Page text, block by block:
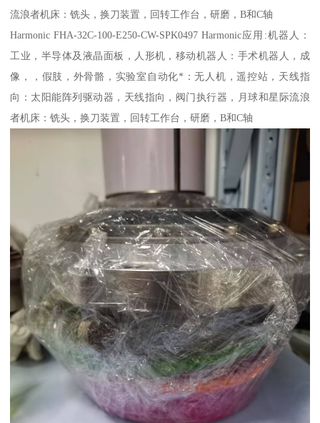
流浪者机床：铣头，换刀装置，回转工作台，研磨，B和C轴
Harmonic FHA-32C-100-E250-CW-SPK0497 Harmonic应用:机器人：
工业，半导体及液晶面板，人形机，移动机器人：手术机器人，成
像，，假肢，外骨骼，实验室自动化*：无人机，遥控站，天线指
向：太阳能阵列驱动器，天线指向，阀门执行器，月球和星际流浪
者机床：铣头，换刀装置，回转工作台，研磨，B和C轴